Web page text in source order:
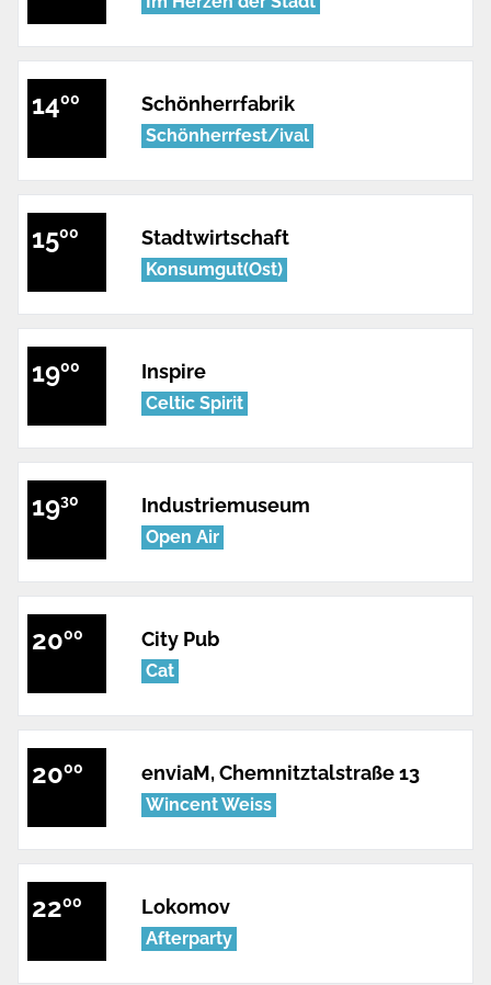
1400 Schönherrfabrik
Schönherrfest/ival
1500 Stadtwirtschaft
Konsumgut(Ost)
1900 Inspire
Celtic Spirit
1930 Industriemuseum
Open Air
2000 City Pub
Cat
2000 enviaM, Chemnitztalstraße 13
Wincent Weiss
2200 Lokomov
Afterparty